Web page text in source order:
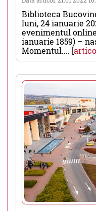
Biblioteca
luni, 24 ianuarie
evenimentul
ianuarie 1859) –
Momentul.... [